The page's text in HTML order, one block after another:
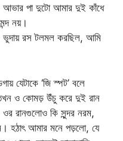
পা দুটো আমার দুই কাঁধে
নয়।
ভুদায় রস টলমল করছিল, আমি
যেটাকে ‘জি স্পট’ বলে
তখন ও কোমড় উঁচু করে দুই রান
ওর রানগুলোও কি সুন্দর নরম,
হঠাৎ আমার মনে পড়লো, যে